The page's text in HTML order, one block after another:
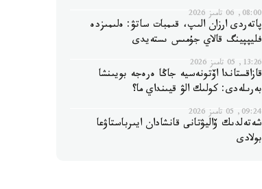
08:00, 06 تامىز 2026
پاتەردى ارزان الىپ، قىمبات ساتۋ: ەلىمىزدە
فليپپينگ قالاي جۇمىس ىستەيدى
13:26, 05 تامىز 2026
قازاقستاندا اۆتونەسيە جاڭا ەرەجە بويىنشا
بەرىلەدى: كولىك الۋ قيىنداي ما؟
09:24, 05 تامىز 2026
شەتەلدىك ۆاليۋتانى قانشادان ايىرباستاۋعا
بولادى